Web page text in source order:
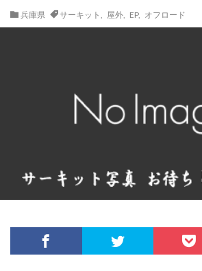
兵庫県 サーキット 屋外 EP, オフロード